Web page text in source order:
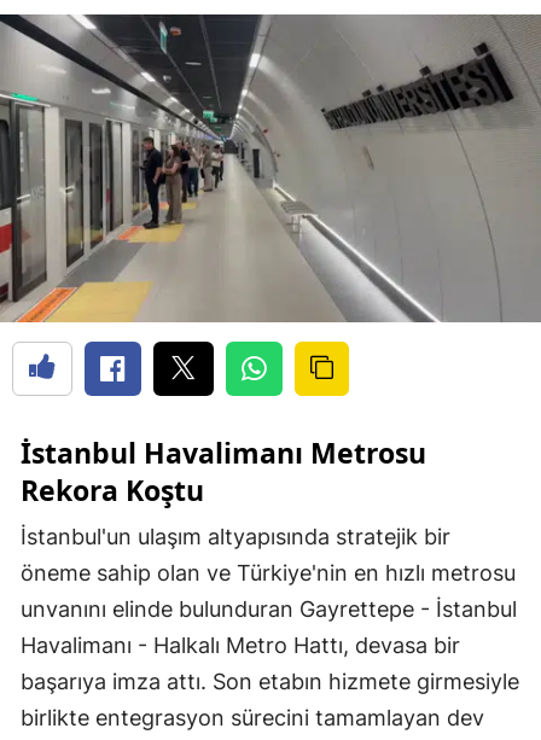
İstanbul Havalimanı Metrosu
Rekora Koştu
İstanbul'un ulaşım altyapısında stratejik bir
öneme sahip olan ve Türkiye'nin en hızlı metrosu
unvanını elinde bulunduran Gayrettepe - İstanbul
Havalimanı - Halkalı Metro Hattı, devasa bir
başarıya imza attı. Son etabın hizmete girmesiyle
birlikte entegrasyon sürecini tamamlayan dev